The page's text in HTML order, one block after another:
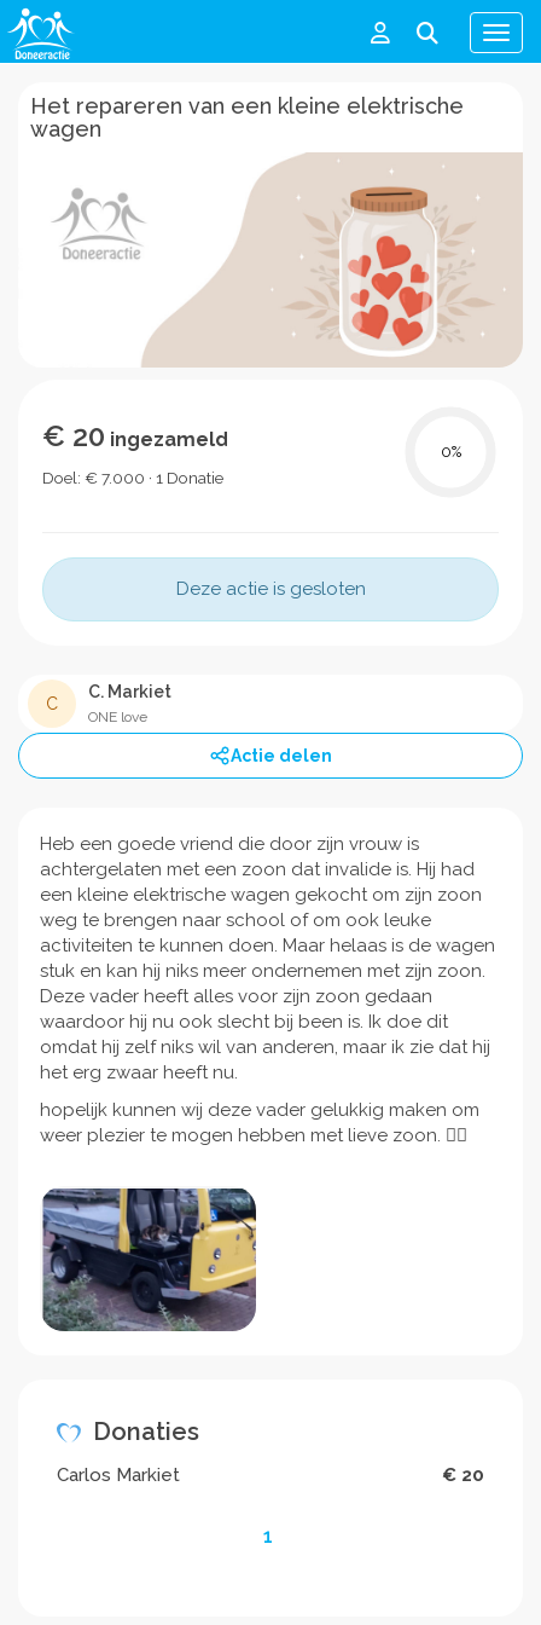
Menu
Het repareren van een kleine elektrische
wagen
€ 20 ingezameld
Doel: € 7.000 · 1 Donatie
0%
Deze actie is gesloten
C
C. Markiet
ONE love
Actie delen
Heb een goede vriend die door zijn vrouw is
achtergelaten met een zoon dat invalide is. Hij had
een kleine elektrische wagen gekocht om zijn zoon
weg te brengen naar school of om ook leuke
activiteiten te kunnen doen. Maar helaas is de wagen
stuk en kan hij niks meer ondernemen met zijn zoon.
Deze vader heeft alles voor zijn zoon gedaan
waardoor hij nu ook slecht bij been is. Ik doe dit
omdat hij zelf niks wil van anderen, maar ik zie dat hij
het erg zwaar heeft nu.
hopelijk kunnen wij deze vader gelukkig maken om
weer plezier te mogen hebben met lieve zoon. 👍🏼
Donaties
Carlos Markiet € 20
1